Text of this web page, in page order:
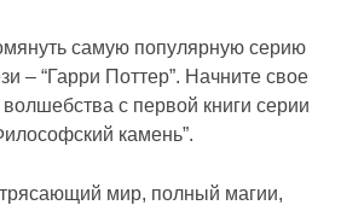
самую популярную серию
– “Гарри Поттер”. Начните свое
с первой книги серии
камень”.
мир, полный магии,